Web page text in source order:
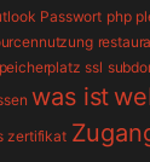
Passwort php
ssl
was ist
zertifikat